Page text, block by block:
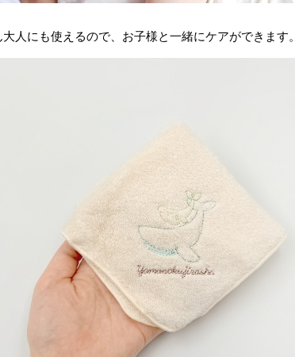
人にも使えるので、お子様と一緒にケアができます。